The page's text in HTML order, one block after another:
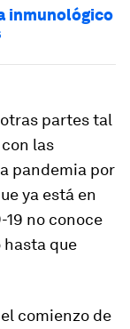
inmunológico
partes tal
las
pandemia por
ya está en
19 no conoce
hasta que
comienzo de